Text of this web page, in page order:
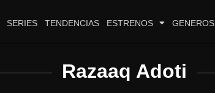
SERIES TENDENCIAS ESTRENOS GENEROS
Razaaq Adoti